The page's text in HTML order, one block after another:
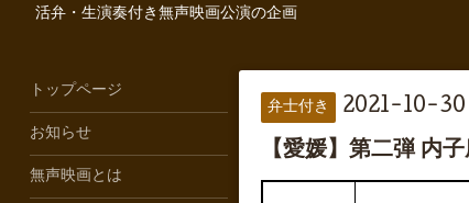
活弁・生演奏付き無声映画公演の企画
弁士付き 2021-10-30
【愛媛】第二弾 内
トップページ
お知らせ
無声映画とは